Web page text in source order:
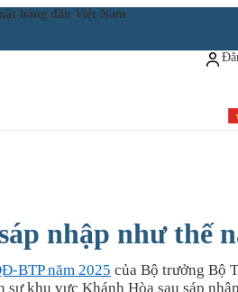
hàng đầu Việt Nam
nhập như thế
BTP năm 2025 của Bộ trưởng Bộ
khu vực Khánh Hòa sau sáp